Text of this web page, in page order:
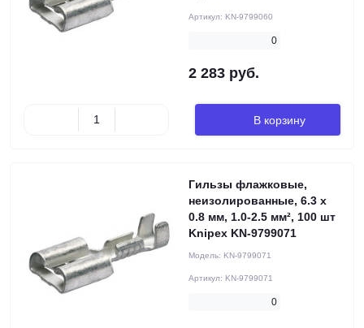
Артикул: KN-9799060
0
2 283 руб.
В корзину
Гильзы флажковые,
неизолированные, 6.3 x
0.8 мм, 1.0-2.5 мм², 100 шт
Knipex KN-9799071
Модель: KN-9799071
Артикул: KN-9799071
0